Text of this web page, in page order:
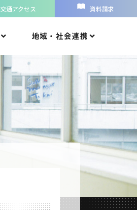
交通アクセス 資料請求
地域・社会連携